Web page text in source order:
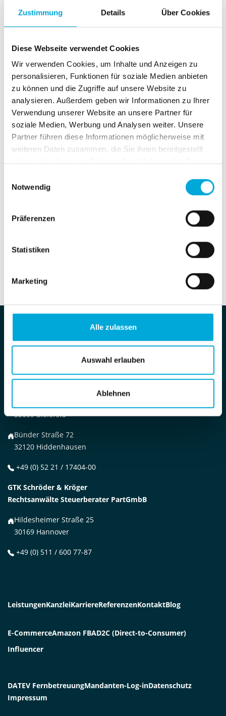
Zustimmung Details Über Cookies
Diese Webseite verwendet Cookies
Wir verwenden Cookies, um Inhalte und Anzeigen zu
personalisieren, Funktionen für soziale Medien anbieten
zu können und die Zugriffe auf unsere Website zu
analysieren. Außerdem geben wir Informationen zu Ihrer
Verwendung unserer Website an unsere Partner für
soziale Medien, Werbung und Analysen weiter. Unsere
Partner führen diese Informationen möglicherweise mit
weiteren Daten zusammen, die Sie ihnen bereitgestellt
Notwendig
Präferenzen
Statistiken
Marketing
Alle zulassen
Auswahl erlauben
Ablehnen
In Tschechien hat sich der ermäßigte Steuersatz auf 12%
geändert (von vorher 15 oder 10), sodass Umsätze mit 12% in
Wir haben das Bundeszentralamt für Steuern (BZSt) über
diese Fehler informiert.
Update beim BZSt
Zunächst wurden im BZSt-Online-Portal die
Steuersatzänderungen, die einige Mitgliedstaaten haben zum
01.01.2024 ihre Steuersätze vorgenommen hatten, nicht
Steuersätze wurden vorgenommen. Man teilte uns mit, dass
es in der Zeit vom 01.04.2024 bis 16.04.2024 zu den oben
Eine fristgerechte Übermittlung der Steuererklärung mit den
korrekten Steuersätzen ist nun bis zum 30.04.2024 möglich.
GTK Kröger Steuerberater PartGmbB
20457 Hamburg
33609 Bielefeld
Bünder Straße 72
32120 Hiddenhausen
+49 (0) 52 21 / 17404-00
GTK Schröder & Kröger
Rechtsanwälte Steuerberater PartGmbB
Hildesheimer Straße 25
30169 Hannover
+49 (0) 511 / 600 77-87
LeistungenKanzleiKarriereReferenzenKontaktBlog
E-CommerceAmazon FBAD2C (Direct-to-Consumer)
Influencer
DATEV FernbetreuungMandanten-Log-inDatenschutz
Impressum